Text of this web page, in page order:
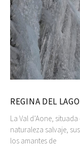
REGINA DEL
La Val d’Aone,
naturaleza salvaje,
los amantes de